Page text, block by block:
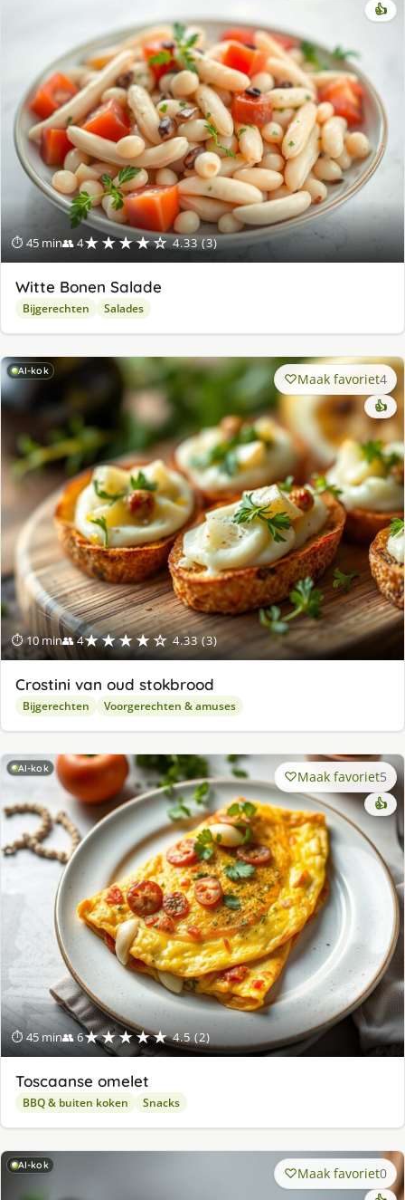
⏱ 45 min👥 4★★★★☆ 4.33 (3)
👍
Witte Bonen Salade
Bijgerechten Salades
AI-kok
⏱ 10 min👥 4★★★★☆ 4.33 (3)
Maak favoriet4
👍
Crostini van oud stokbrood
Bijgerechten Voorgerechten & amuses
AI-kok
⏱ 45 min👥 6★★★★★ 4.5 (2)
Maak favoriet5
👍
Toscaanse omelet
BBQ & buiten koken Snacks
AI-kok Maak favoriet0